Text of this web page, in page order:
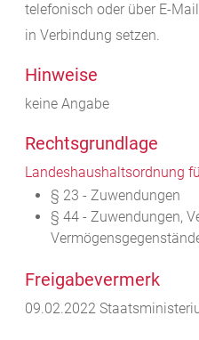
telefonisch oder über E-
in Verbindung setzen.
Hinweise
keine Angabe
Rechtsgrundlage
Landeshaushaltsordnung
§ 23 - Zuwendungen
§ 44 - Zuwendungen,
Freigabevermerk
09.02.2022